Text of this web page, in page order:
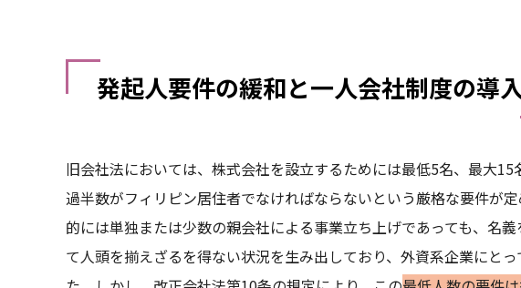
発起人要件の緩和と一人会社制度の導
旧会社法においては、株式会社を設立するためには最低5名、最大
過半数がフィリピン居住者でなければならないという厳格な要件が
的には単独または少数の親会社による事業立ち上げであっても、名
て人頭を揃えざるを得ない状況を生み出しており、外資系企業にと